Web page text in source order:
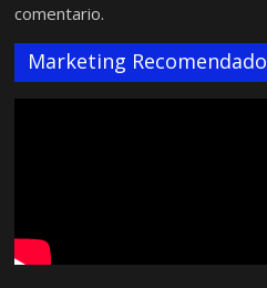
comentario.
Marketing Recomendado